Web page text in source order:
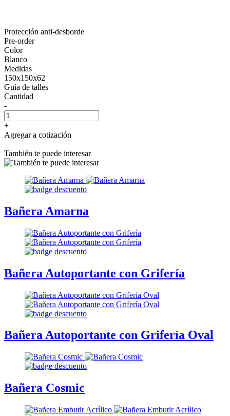
Protección anti-desborde
Pre-order
Color
Blanco
Medidas
150x150x62
Guía de talles
Cantidad
-
+
Agregar a cotización
También te puede interesar
Bañera Amarna
Bañera Autoportante con Grifería
Bañera Autoportante con Grifería Oval
Bañera Cosmic